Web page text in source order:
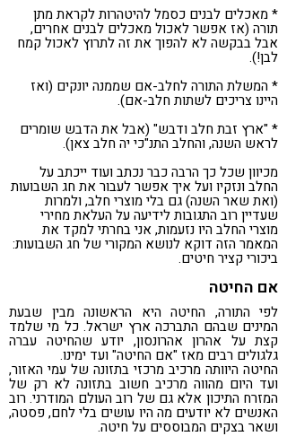
* מאכלים לבנים כסמל להיטהרות לקראת מתן
תורה (אז אפשר לאכול מאכלים לבנים אחרים,
אבל בבקשה לא להפוך את זה לתרוץ לאכול קמח
לבן!).
* המשלת התורה לחלב-אם שממנה יונקים (ואז
היינו צריכים לשתות חלב-אם).
* "ארץ זבת חלב ודבש" (אבל את הדבש שומרים
לראש השנה, והחלב התנ"כי יה חלב צאן).
מכיוון שכל כך הרבה כבר נכתב ועוד ייכתב על
החלב ונזקיו ועל איך אפשר לעבור את חג השבועות
(ואת שאר השנה) גם בלי מוצרי חלב, ולמרות
שעדיין רוב התגובות לידיעה על העלאת מחירי
מוצרי החלב היו נזעמות, אני בחרתי למקד את
המאמר הזה דוקא לנושא המקורי של חג השבועות:
ביכורי קציר חיטים.
אם החיטה
לפי התורה, החיטה היא הראשונה מבין שבעת
המינים שבהם התברכה ארץ ישראל. כל מי שלמד
קצת על אהרון אהרונסון, יודע שהחיטה עברה
גלגולים רבים מאז "אם החיטה" ועד ימינו.
החיטה היוותה מרכיב מרכזי בתזונה של עמי האזור,
ועד היום מהווה מרכיב חשוב בתזונה לא רק של
המזרח התיכון אלא גם של רוב העולם המודרני. רוב
האנשים לא יודעים מה היו עושים בלי לחם, פסטה,
ושאר בצקים המבוססים על חיטה.